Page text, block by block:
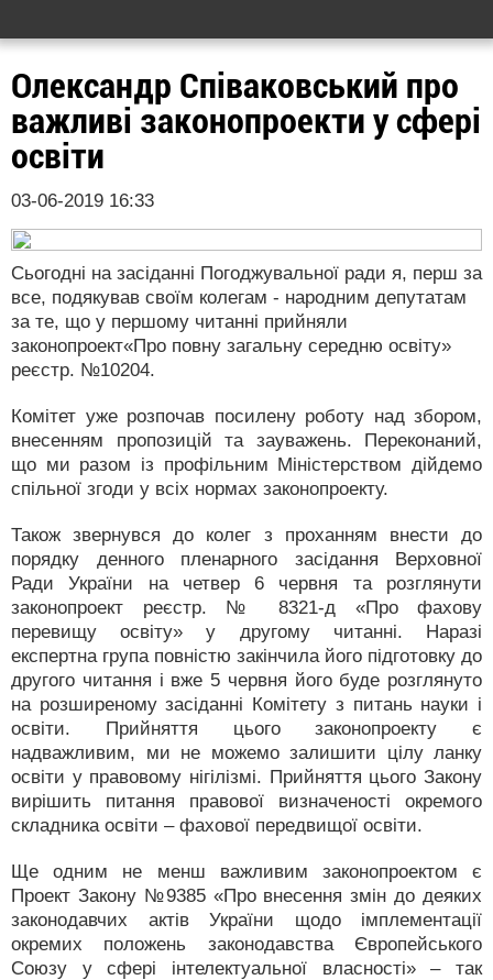
Олександр Співаковський про
важливі законопроекти у сфері
освіти
03-06-2019 16:33
Сьогодні на засіданні Погоджувальної ради я, перш за
все, подякував своїм колегам - народним депутатам
за те, що у першому читанні прийняли
законопроект«Про повну загальну середню освіту»
реєстр. №10204.
Комітет уже розпочав посилену роботу над збором,
внесенням пропозицій та зауважень. Переконаний,
що ми разом із профільним Міністерством дійдемо
спільної згоди у всіх нормах законопроекту.
Також звернувся до колег з проханням внести до
порядку денного пленарного засідання Верховної
Ради України на четвер 6 червня та розглянути
законопроект реєстр. № 8321-д «Про фахову
перевищу освіту» у другому читанні. Наразі
експертна група повністю закінчила його підготовку до
другого читання і вже 5 червня його буде розглянуто
на розширеному засіданні Комітету з питань науки і
освіти. Прийняття цього законопроекту є
надважливим, ми не можемо залишити цілу ланку
освіти у правовому нігілізмі. Прийняття цього Закону
вирішить питання правової визначеності окремого
складника освіти – фахової передвищої освіти.
Ще одним не менш важливим законопроектом є
Проект Закону №9385 «Про внесення змін до деяких
законодавчих актів України щодо імплементації
окремих положень законодавства Європейського
Союзу у сфері інтелектуальної власності» – так